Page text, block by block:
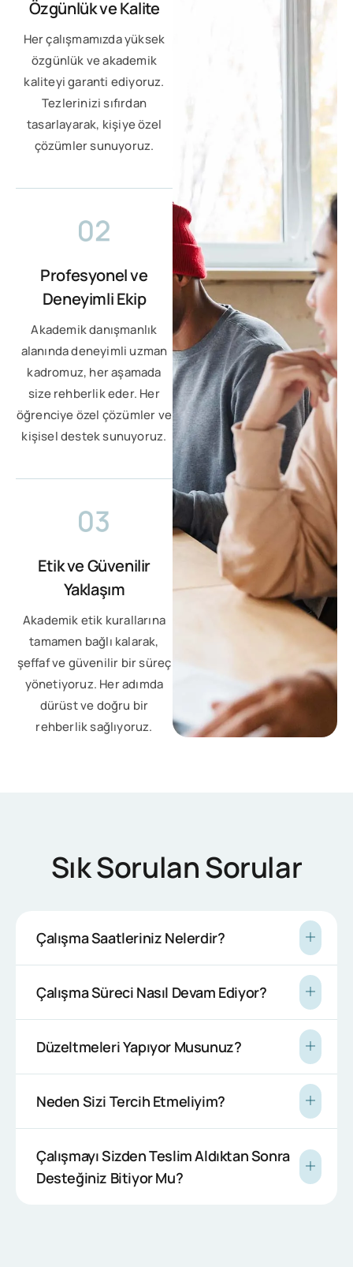
Özgünlük ve Kalite
Her çalışmamızda yüksek
özgünlük ve akademik
kaliteyi garanti ediyoruz.
Tezlerinizi sıfırdan
tasarlayarak, kişiye özel
çözümler sunuyoruz.
Profesyonel ve
Deneyimli Ekip
Akademik danışmanlık
alanında deneyimli uzman
kadromuz, her aşamada
size rehberlik eder. Her
öğrenciye özel çözümler ve
kişisel destek sunuyoruz.
Etik ve Güvenilir
Yaklaşım
Akademik etik kurallarına
tamamen bağlı kalarak,
şeffaf ve güvenilir bir süreç
yönetiyoruz. Her adımda
dürüst ve doğru bir
rehberlik sağlıyoruz.
Sık Sorulan Sorular
Çalışma Saatleriniz Nelerdir?
Çalışma Süreci Nasıl Devam Ediyor?
Düzeltmeleri Yapıyor Musunuz?
Neden Sizi Tercih Etmeliyim?
Çalışmayı Sizden Teslim Aldıktan Sonra
Desteğiniz Bitiyor Mu?